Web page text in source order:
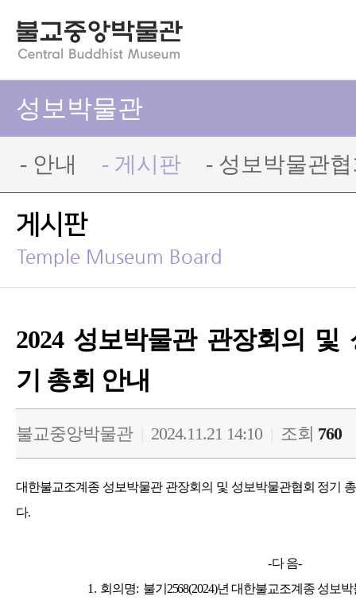
성보박물관
- 안내 - 게시판 - 성보박물관
게시판
Temple Museum Board
2024 성보박물관 관장회의 및
기 총회 안내
불교중앙박물관 2024.11.21 14:10 조회 760
대한불교조계종 성보박물관 관장회의 및 성보박물관협회 정기
다.
-다 음-
1. 회의명: 불기 2568(2024)년 대한불교조계종 성보